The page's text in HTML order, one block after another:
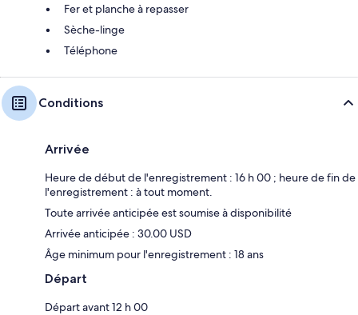
Fer et planche à repasser
Sèche-linge
Téléphone
Conditions
Arrivée
Heure de début de l'enregistrement : 16 h 00 ; heure de fin de
l'enregistrement : à tout moment.
Toute arrivée anticipée est soumise à disponibilité
Arrivée anticipée : 30.00 USD
Âge minimum pour l'enregistrement : 18 ans
Départ
Départ avant 12 h 00